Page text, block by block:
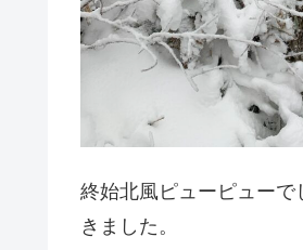
終始北風ピューピュー
きました。